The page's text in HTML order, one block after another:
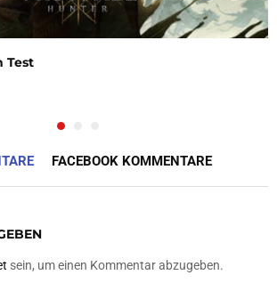
Test
FACEBOOK KOMMENTARE
sein, um einen Kommentar abzugeben.